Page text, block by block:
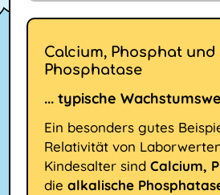
Calcium, Phosphat
Phosphatase
... typische
Ein besonders gutes
Relativität von
Kindesalter sindCalcium,
diealkalische